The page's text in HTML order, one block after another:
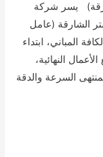
يسر شركة
الشارقة (عامل
المباني، ابتداء
النهائية،
السرعة والدقة